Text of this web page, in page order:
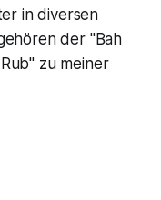
in diversen
der "Bah
zu meiner